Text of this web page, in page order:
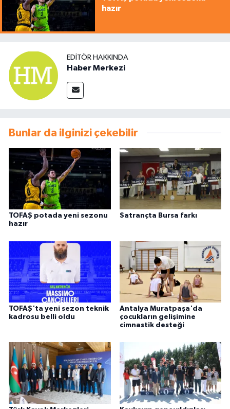
hazır
EDITÖR HAKKINDA
Haber Merkezi
Bunlar da ilginizi çekebilir
TOFAŞ potada yeni sezonu
hazır
Satrançta Bursa farkı
TOFAŞ'ta yeni sezon teknik
kadrosu belli oldu
Antalya Muratpaşa'da
çocukların gelişimine
cimnastik desteği